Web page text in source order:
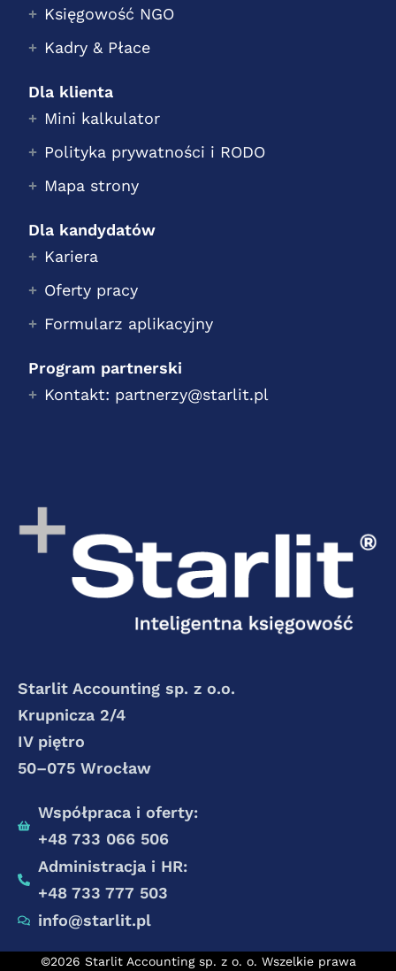
Księgowość NGO
Kadry & Płace
Dla klienta
Mini kalkulator
Polityka prywatności i RODO
Mapa strony
Dla kandydatów
Kariera
Oferty pracy
Formularz aplikacyjny
Program partnerski
Kontakt: partnerzy@starlit.pl
Starlit Accounting sp. z o.o.
Krupnicza 2/4
IV piętro
50–075 Wrocław
Współpraca i oferty:
+48 733 066 506
Administracja i HR:
+48 733 777 503
info@starlit.pl
©2026 Starlit Accounting sp. z o. o. Wszelkie prawa